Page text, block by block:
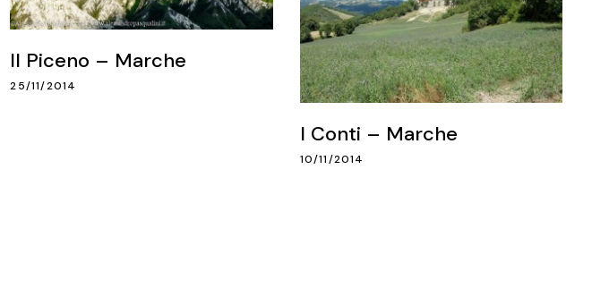
Il Piceno – Marche
25/11/2014
I Conti – Marche
10/11/2014